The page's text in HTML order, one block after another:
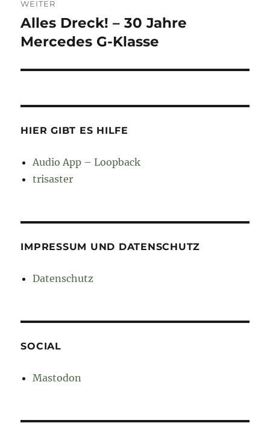
WEITER
Nächster
Beitrag:
Alles Dreck! – 30 Jahre
Mercedes G-Klasse
HIER GIBT ES HILFE
Audio App – Loopback
trisaster
IMPRESSUM UND DATENSCHUTZ
Datenschutz
SOCIAL
Mastodon